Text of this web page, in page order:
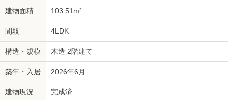
建物面積 103.51m²
間取 4LDK
構造・規模 木造 2階建て
築年・入居 2026年6月
建物現況 完成済